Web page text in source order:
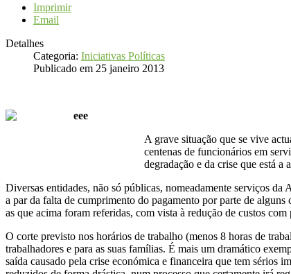
Imprimir
Email
Detalhes
Categoria: Iniciativas Políticas
Publicado em 25 janeiro 2013
A grave situação que se vive
centenas de funcionários em
degradação e da crise que está
Diversas entidades, não só públicas, nomeadamente serviços
a par da falta de cumprimento do pagamento por parte de
as que acima foram referidas, com vista à redução de custos
O corte previsto nos horários de trabalho (menos 8 horas de
trabalhadores e para as suas famílias. É mais um dramático
saída causado pela crise económica e financeira que tem sérios